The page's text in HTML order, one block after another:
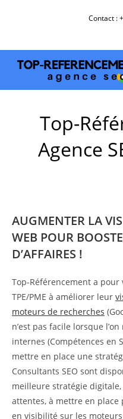
Contact :
Top-
Agence
AUGMENTER LA
WEB POUR
D’AFFAIRES !
Top-Référencement a pour
TPE/PME à améliorer leur
moteurs de recherches
n’est pas facile lorsque
internes (Compétences en
mettre en place une
Consultants SEO sont
meilleure stratégie
attentes, à mettre en
en visibilité sur les